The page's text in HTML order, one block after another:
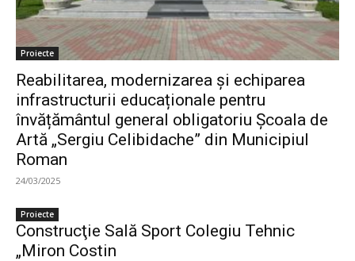
Proiecte
Reabilitarea, modernizarea şi echiparea
infrastructurii educaționale pentru
învățământul general obligatoriu Şcoala de
Artă „Sergiu Celibidache” din Municipiul
Roman
24/03/2025
Proiecte
Construcţie Sală Sport Colegiu Tehnic
„Miron Costin